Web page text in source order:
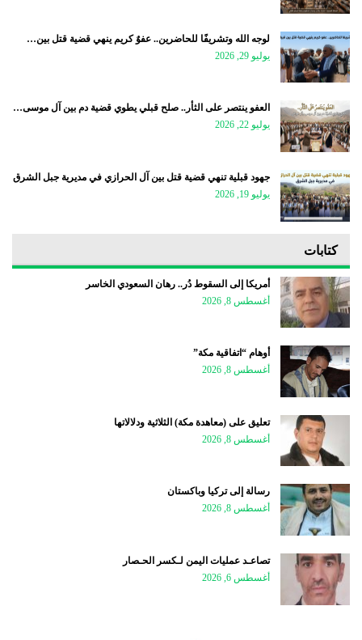
لوجه الله وتشريفًا للحاضرين.. عفوٌ كريم ينهي قضية قتل بين…
يوليو 29, 2026
العفو ينتصر على الثأر.. صلح قبلي يطوي قضية دم بين آل موسى…
يوليو 22, 2026
جهود قبلية تنهي قضية قتل بين آل الحرازي في مديرية جبل الشرق
يوليو 19, 2026
كتابات
أمريكا إلى السقوط دُر.. رهان السعودي الخاسر
أغسطس 8, 2026
أوهام “اتفاقية مكة”
أغسطس 8, 2026
تعليق على (معاهدة مكة) الثلاثية ودلالاتها
أغسطس 8, 2026
رسالة إلى تركيا وباكستان
أغسطس 8, 2026
تصاعـد عمليات اليمن لـكسر الحـصار
أغسطس 6, 2026